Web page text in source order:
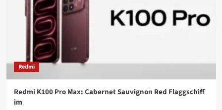
Redmi
Redmi K100 Pro Max: Cabernet Sauvignon Red Flaggschiff
im